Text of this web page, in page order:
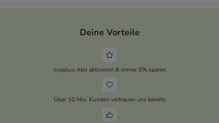
Deine Vorteile
zooplus Abo aktivieren & immer 5% sparen
Über 10 Mio. Kunden vertrauen uns bereits